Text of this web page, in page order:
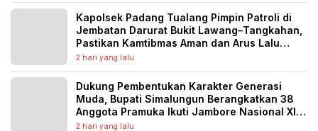
Kapolsek Padang Tualang Pimpin Patroli di
Jembatan Darurat Bukit Lawang–Tangkahan,
Pastikan Kamtibmas Aman dan Arus Lalu
Lintas Lancar
2 hari yang lalu
Dukung Pembentukan Karakter Generasi
Muda, Bupati Simalungun Berangkatkan 38
Anggota Pramuka Ikuti Jambore Nasional XII
Tahun 2026
2 hari yang lalu